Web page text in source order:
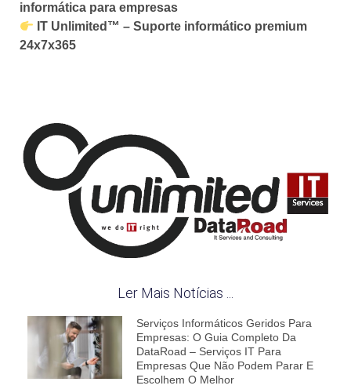
informática para empresas
IT Unlimited™ – Suporte informático premium
24x7x365
Ler Mais Notícias ...
Serviços Informáticos Geridos Para
Empresas: O Guia Completo Da
DataRoad – Serviços IT Para
Empresas Que Não Podem Parar E
Escolhem O Melhor